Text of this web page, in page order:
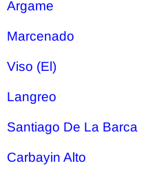
Argame
Marcenado
Viso (El)
Langreo
Santiago De La Barca
Carbayin Alto